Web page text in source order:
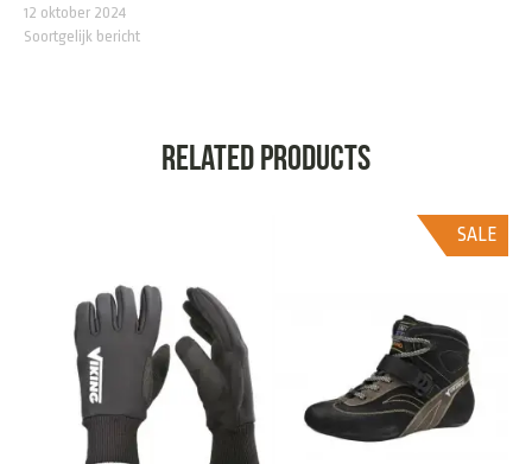
12 oktober 2024
Soortgelijk bericht
Related products
SALE